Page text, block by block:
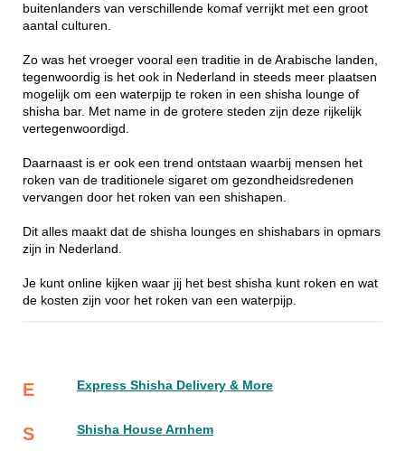
buitenlanders van verschillende komaf verrijkt met een groot
aantal culturen.
Zo was het vroeger vooral een traditie in de Arabische landen,
tegenwoordig is het ook in Nederland in steeds meer plaatsen
mogelijk om een waterpijp te roken in een shisha lounge of
shisha bar. Met name in de grotere steden zijn deze rijkelijk
vertegenwoordigd.
Daarnaast is er ook een trend ontstaan waarbij mensen het
roken van de traditionele sigaret om gezondheidsredenen
vervangen door het roken van een shishapen.
Dit alles maakt dat de shisha lounges en shishabars in opmars
zijn in Nederland.
Je kunt online kijken waar jij het best shisha kunt roken en wat
de kosten zijn voor het roken van een waterpijp.
E Express Shisha Delivery & More
S Shisha House Arnhem